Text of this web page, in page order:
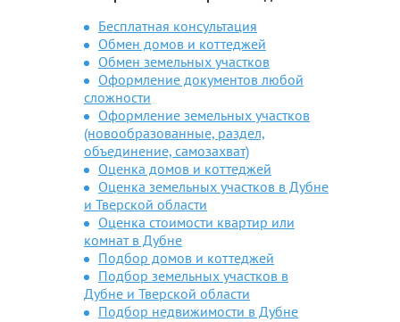
Бесплатная консультация
Обмен домов и коттеджей
Обмен земельных участков
Оформление документов любой
сложности
Оформление земельных участков
(новообразованные, раздел,
объединение, самозахват)
Оценка домов и коттеджей
Оценка земельных участков в Дубне
и Тверской области
Оценка стоимости квартир или
комнат в Дубне
Подбор домов и коттеджей
Подбор земельных участков в
Дубне и Тверской области
Подбор недвижимости в Дубне